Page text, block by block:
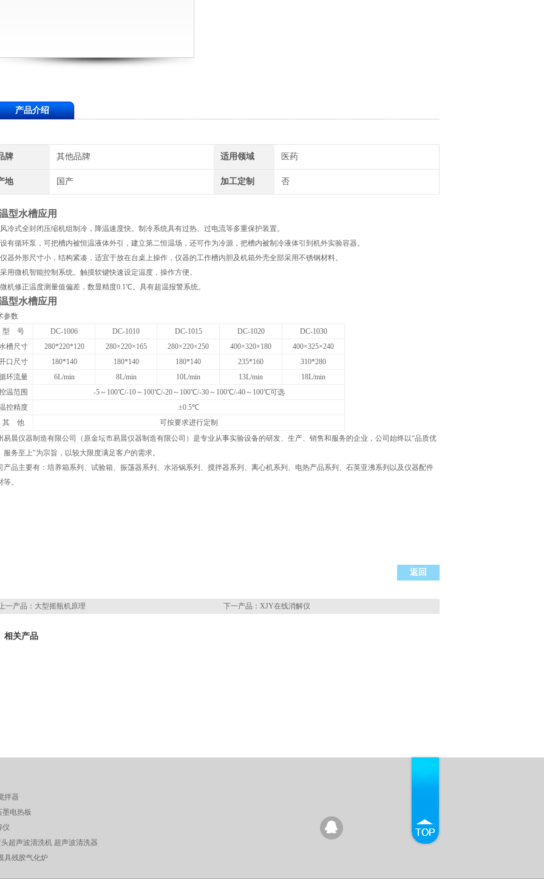
产品介绍
牌 其他品牌 适用领域 医药
地 国产 加工定制 否
型水槽应用
冷式全封闭压缩机组制冷，降温速度快。制冷系统具有过热、过电流等多重保护装置。
有循环泵，可把槽内被恒温液体外引，建立第二恒温场，还可作为冷源，把槽内被制冷液体引到机外实验容器。
器外形尺寸小，结构紧凑，适宜于放在台桌上操作，仪器的工作槽内胆及机箱外壳全部采用不锈钢材料。
用微机智能控制系统。触摸软键快速设定温度，操作方便。
机修正温度测量值偏差，数显精度0.1℃。具有超温报警系统。
型水槽应用
参数
型 号
DC-1006 DC-1010 DC-1015 DC-1020
DC-1030
槽尺寸
280*220*120 280×220×165 280×220×250 400×320×180
400×325×240
口尺寸
180*140 180*140 180*140 235*160
310*280
环流量
6L/min 8L/min 10L/min 13L/min
18L/min
温范围
-5～100℃/-10～100℃/-20～100℃/-30～100℃/-40～100℃可选
控精度
±0.5℃
其 他
可按要求进行定制
易晨仪器制造有限公司（原金坛市易晨仪器制造有限公司）是专业从事实验设备的研发、生产、销售和服务的企业，公司始终以“品质优
服务至上"为宗旨，以较大限度满足客户的需求。
产品主要有：培养箱系列、试验箱、振荡器系列、水浴锅系列、搅拌器系列、离心机系列、电热产品系列、石英亚沸系列以及仪器配件
等。
返回
一产品： 大型摇瓶机原理 下一产品： XJY在线消解仪
相关产品
拌器
墨电热板
仪
超声波清洗机 超声波清洗器
具残胶气化炉